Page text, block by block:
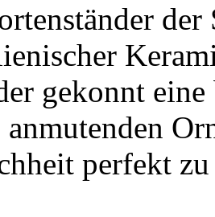
gekonnt
perfekt